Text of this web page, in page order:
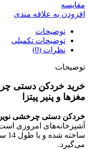
مقايسه
افزودن به علاقه مندی
توضیحات
توضیحات تکمیلی
نظرات (0)
توضیحات
خرید خردکن دستی
مغزها و پنیر پیتزا
خردکن دستی چرخشی
آشپزخانه‌های امروزی
می‌گیرد.